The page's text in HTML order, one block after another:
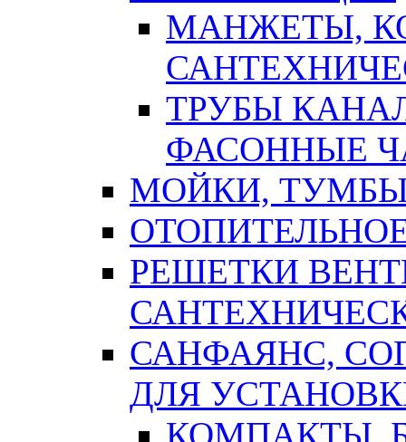
МАНЖЕТЫ,
ТРУБЫ
ФАСОННЫЕ
МОЙКИ,
РЕШЕТКИ
САНФАЯНС,
ДЛЯ